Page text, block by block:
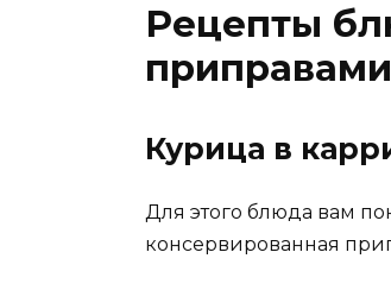
Рецепты
приправами
Курица в
Для этого блюда вам
консервированная